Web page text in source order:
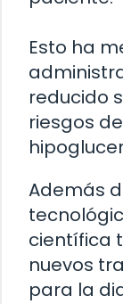
Esto ha
reducido
riesgos
Además
científica
nuevos
para la